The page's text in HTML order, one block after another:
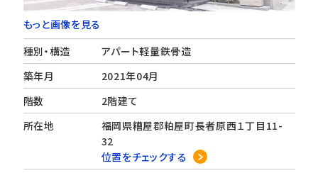
もっと画像を見る
種別・構造
アパート軽量鉄骨造
築年月
2021年04月
階数
2階建て
所在地
福岡県糟屋郡粕屋町長者原西１丁目11-
32
位置をチェックする